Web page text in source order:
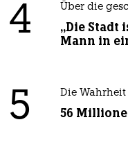
4 Über die
„Die Stadt
Mann in
5 Die Wahrheit
56